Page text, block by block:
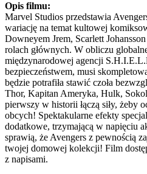
Opis filmu:
Marvel Studios przedstawia
wariację na temat kultowej
Downeyem Jrem, Scarlett
rolach głównych. W obliczu
międzynarodowej agencji
bezpieczeństwem, musi
będzie potrafiła stawić czoła
Thor, Kapitan Ameryka, Hulk,
pierwszy w historii łączą siły, żeby
obcych! Spektakularne efekty
dodatkowe, trzymającą w napięciu
sprawią, że Avengers z pewnością
twojej domowej kolekcji! Film
z napisami.